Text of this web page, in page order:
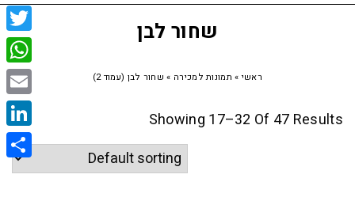
שחור לבן
ראשי » תמונות למכירה » שחור לבן (עמוד 2)
Showing 17–32 Of 47 Results